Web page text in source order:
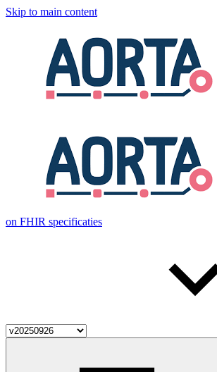
Skip to main content
on FHIR specificaties